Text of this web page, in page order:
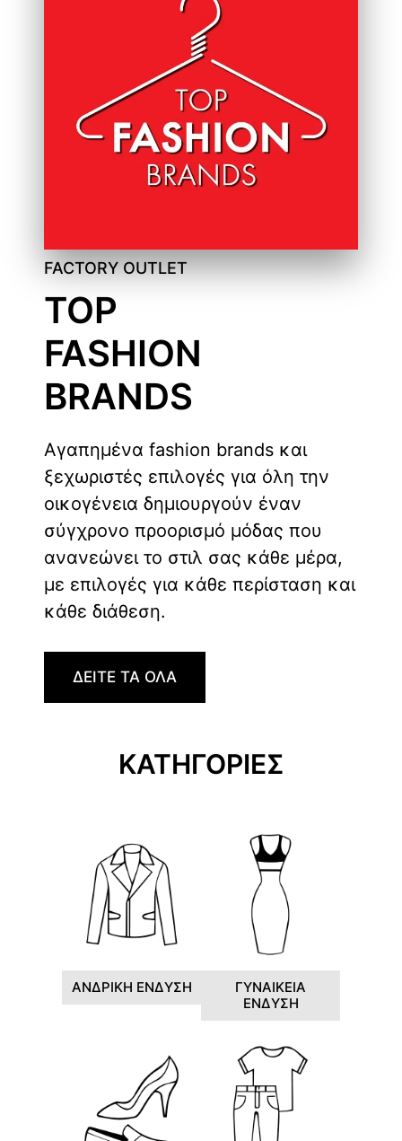
FACTORY OUTLET
TOP
FASHION
BRANDS
Αγαπημένα fashion brands και
ξεχωριστές επιλογές για όλη την
οικογένεια δημιουργούν έναν
σύγχρονο προορισμό μόδας που
ανανεώνει το στιλ σας κάθε μέρα,
με επιλογές για κάθε περίσταση και
κάθε διάθεση.
ΔΕΙΤΕ ΤΑ ΟΛΑ
ΚΑΤΗΓΟΡΙΕΣ
ΑΝΔΡΙΚΗ ΕΝΔΥΣΗ
ΓΥΝΑΙΚΕΙΑ
ΕΝΔΥΣΗ